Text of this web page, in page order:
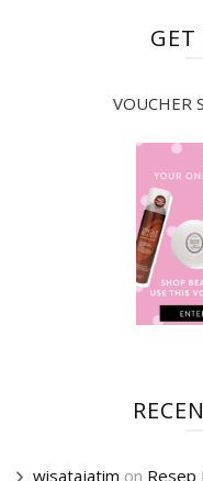
VOUCHER
wisatajatim on Resep